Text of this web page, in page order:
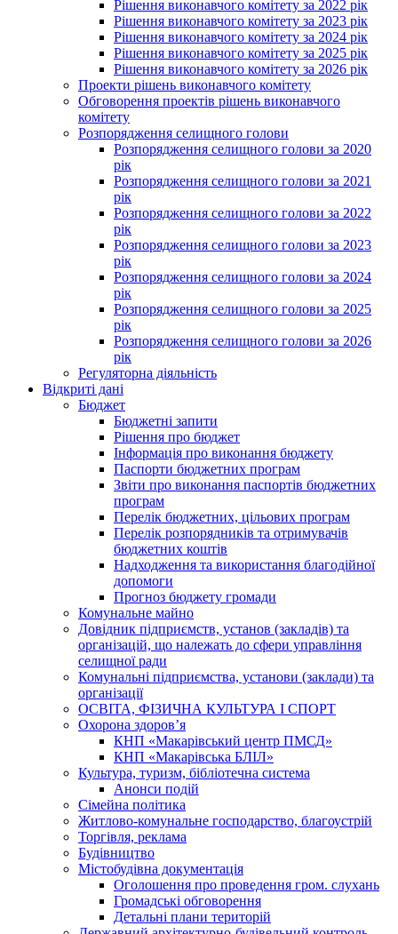
Рішення виконавчого комітету за 2022 рік
Рішення виконавчого комітету за 2023 рік
Рішення виконавчого комітету за 2024 рік
Рішення виконавчого комітету за 2025 рік
Рішення виконавчого комітету за 2026 рік
Проекти рішень виконавчого комітету
Обговорення проектів рішень виконавчого
комітету
Розпорядження селищного голови
Розпорядження селищного голови за 2020
рік
Розпорядження селищного голови за 2021
рік
Розпорядження селищного голови за 2022
рік
Розпорядження селищного голови за 2023
рік
Розпорядження селищного голови за 2024
рік
Розпорядження селищного голови за 2025
рік
Розпорядження селищного голови за 2026
рік
Регуляторна діяльність
Відкриті дані
Бюджет
Бюджетні запити
Рішення про бюджет
Інформація про виконання бюджету
Паспорти бюджетних програм
Звіти про виконання паспортів бюджетних
програм
Перелік бюджетних, цільових програм
Перелік розпорядників та отримувачів
бюджетних коштів
Надходження та використання благодійної
допомоги
Прогноз бюджету громади
Комунальне майно
Довідник підприємств, установ (закладів) та
організацій, що належать до сфери управління
селищної ради
Комунальні підприємства, установи (заклади) та
організації
ОСВІТА, ФІЗИЧНА КУЛЬТУРА І СПОРТ
Охорона здоров’я
КНП «Макарівський центр ПМСД»
КНП «Макарівська БЛІЛ»
Культура, туризм, бібліотечна система
Анонси подій
Сімейна політика
Житлово-комунальне господарство, благоустрій
Торгівля, реклама
Будівництво
Містобудівна документація
Оголошення про проведення гром. слухань
Громадські обговорення
Детальні плани територій